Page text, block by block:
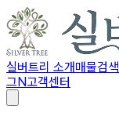
실버트리 소개매물검색
그N고객센터